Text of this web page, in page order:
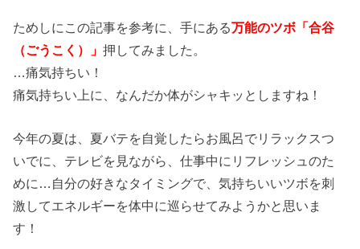
ためしにこの記事を参考に、手にある万能のツボ「合谷
（ごうこく）」押してみました。
…痛気持ちい！
痛気持ちい上に、なんだか体がシャキッとしますね！
今年の夏は、夏バテを自覚したらお風呂でリラックスつ
いでに、テレビを見ながら、仕事中にリフレッシュのた
めに…自分の好きなタイミングで、気持ちいいツボを刺
激してエネルギーを体中に巡らせてみようかと思いま
す！